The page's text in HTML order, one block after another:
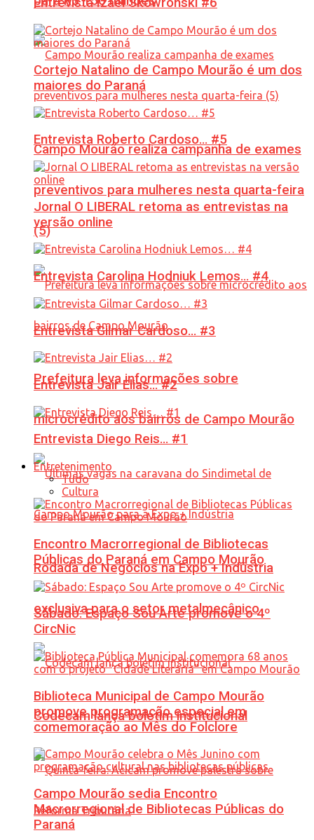
Campo Mourão realiza campanha de exames
preventivos para mulheres nesta quarta-feira
(5)
Prefeitura leva informações sobre
microcrédito aos bairros de Campo Mourão
Rodada de Negócios na Expo + Indústria
exclusiva para o setor metalmecânico
Codecam lança boletim institucional
Cortejo Natalino de Campo Mourão é um dos
maiores do Paraná
Entrevista Roberto Cardoso… #5
Jornal O LIBERAL retoma as entrevistas na
versão online
Entrevista Carolina Hodniuk Lemos… #4
Entrevista Gilmar Cardoso… #3
Entrevista Jair Elias… #2
Entrevista Diego Reis… #1
Entretenimento
Tudo
Cultura
Encontro Macrorregional de Bibliotecas
Públicas do Paraná em Campo Mourão
Sábado: Espaço Sou Arte promove o 4º
CircNic
Biblioteca Municipal de Campo Mourão
promove programação especial em
comemoração ao Mês do Folclore
Campo Mourão sedia Encontro
Macrorregional de Bibliotecas Públicas do
Paraná